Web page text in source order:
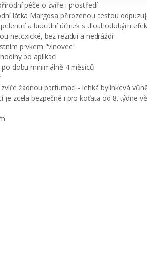
péče o zvíře i prostředí
látka Margosa přirozenou cestou
a biocidní účinek s dlouhodobým
netoxické, bez reziduí a nedráždí
prvkem "vlnovec"
po aplikaci
po dobu minimálně 4 měsíců
žádnou parfumací - lehká bylinková vůně
je zcela bezpečné i pro koťata od 8. týdne